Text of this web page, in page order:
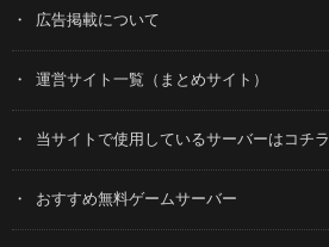
広告掲載について
運営サイト一覧（まとめサイト）
当サイトで使用しているサーバーはコチラ
おすすめ無料ゲームサーバー